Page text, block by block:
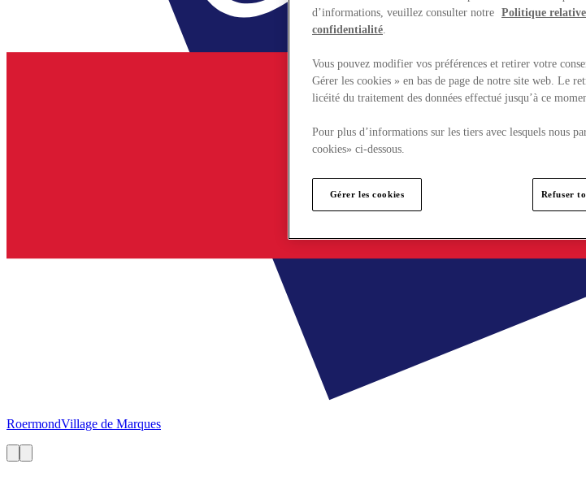
RoermondVillage de Marques
d’informations, veuillez consulter notre Politique
confidentialité.
Vous pouvez modifier vos préférences et retirer votre
Gérer les cookies » en bas de page de notre site web. Le
licéité du traitement des données effectué jusqu’à ce
Pour plus d’informations sur les tiers avec lesquels nous
cookies» ci-dessous.
Gérer les cookies Refuser